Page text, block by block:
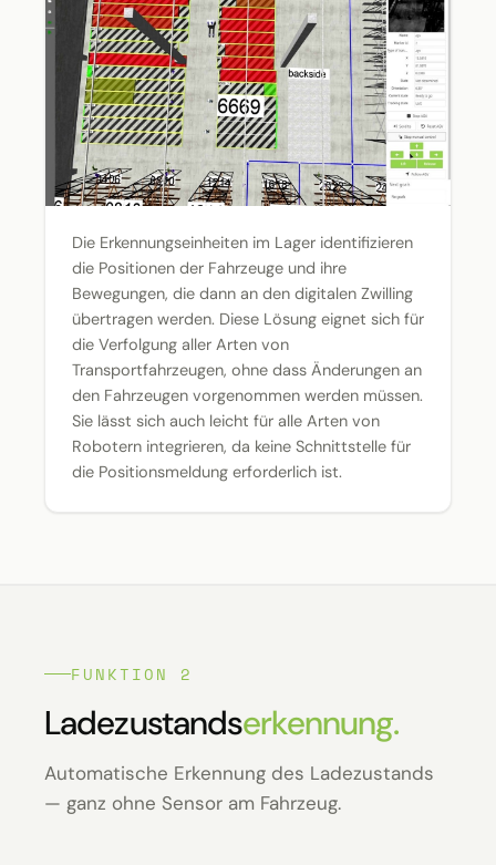
Die Erkennungseinheiten im Lager identifizieren
die Positionen der Fahrzeuge und ihre
Bewegungen, die dann an den digitalen Zwilling
übertragen werden. Diese Lösung eignet sich für
die Verfolgung aller Arten von
Transportfahrzeugen, ohne dass Änderungen an
den Fahrzeugen vorgenommen werden müssen.
Sie lässt sich auch leicht für alle Arten von
Robotern integrieren, da keine Schnittstelle für
die Positionsmeldung erforderlich ist.
FUNKTION 2
Ladezustandserkennung.
Automatische Erkennung des Ladezustands
— ganz ohne Sensor am Fahrzeug.